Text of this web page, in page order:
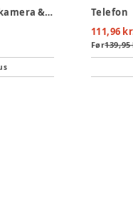
Mit første sæt med kamera & telefon
Telefon
111,96
Før139,95